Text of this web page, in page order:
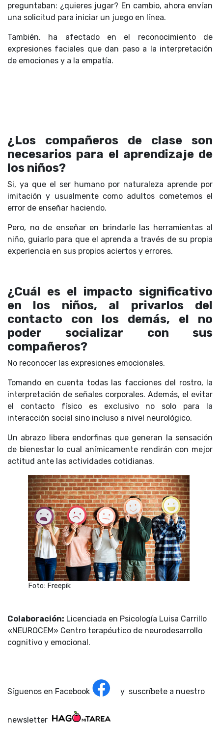
preguntaban: ¿quieres jugar? En cambio, ahora envían
una solicitud para iniciar un juego en línea.
También, ha afectado en el reconocimiento de
expresiones faciales que dan paso a la interpretación
de emociones y a la empatía.
¿Los compañeros de clase son
necesarios para el aprendizaje de
los niños?
Si, ya que el ser humano por naturaleza aprende por
imitación y usualmente como adultos cometemos el
error de enseñar haciendo.
Pero, no de enseñar en brindarle las herramientas al
niño, guiarlo para que el aprenda a través de su propia
experiencia en sus propios aciertos y errores.
¿Cuál es el impacto significativo
en los niños, al privarlos del
contacto con los demás, el no
poder socializar con sus
compañeros?
No reconocer las expresiones emocionales.
Tomando en cuenta todas las facciones del rostro, la
interpretación de señales corporales. Además, el evitar
el contacto físico es exclusivo no solo para la
interacción social sino incluso a nivel neurológico.
Un abrazo libera endorfinas que generan la sensación
de bienestar lo cual anímicamente rendirán con mejor
actitud ante las actividades cotidianas.
Foto: Freepik
Colaboración: Licenciada en Psicología Luisa Carrillo
«NEUROCEM» Centro terapéutico de neurodesarrollo
cognitivo y emocional.
Síguenos en Facebook y suscríbete a nuestro
newsletter